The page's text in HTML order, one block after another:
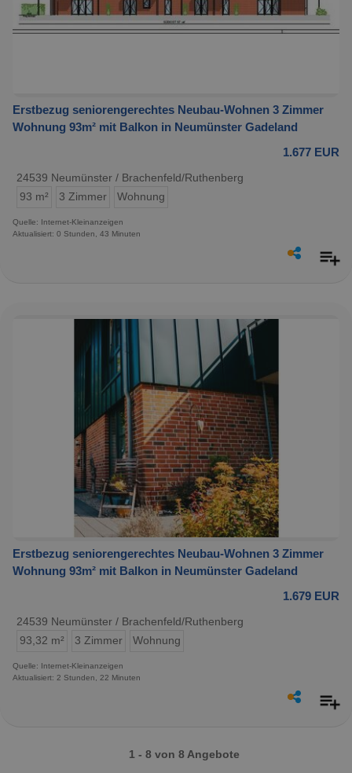
Erstbezug seniorengerechtes Neubau-Wohnen 3 Zimmer
Wohnung 93m² mit Balkon in Neumünster Gadeland
1.677 EUR
24539 Neumünster / Brachenfeld/Ruthenberg
93 m²
3 Zimmer Wohnung
Quelle: Internet-Kleinanzeigen
Aktualisiert: 0 Stunden, 43 Minuten
Erstbezug seniorengerechtes Neubau-Wohnen 3 Zimmer
Wohnung 93m² mit Balkon in Neumünster Gadeland
1.679 EUR
24539 Neumünster / Brachenfeld/Ruthenberg
93,32 m²
3 Zimmer Wohnung
Quelle: Internet-Kleinanzeigen
Aktualisiert: 2 Stunden, 22 Minuten
1 - 8 von 8 Angebote